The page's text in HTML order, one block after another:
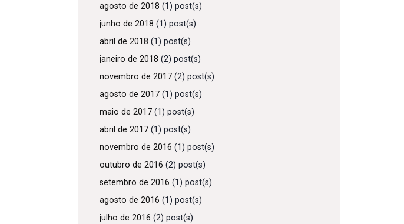
agosto de 2018 (1) post(s)
junho de 2018 (1) post(s)
abril de 2018 (1) post(s)
janeiro de 2018 (2) post(s)
novembro de 2017 (2) post(s)
agosto de 2017 (1) post(s)
maio de 2017 (1) post(s)
abril de 2017 (1) post(s)
novembro de 2016 (1) post(s)
outubro de 2016 (2) post(s)
setembro de 2016 (1) post(s)
agosto de 2016 (1) post(s)
julho de 2016 (2) post(s)